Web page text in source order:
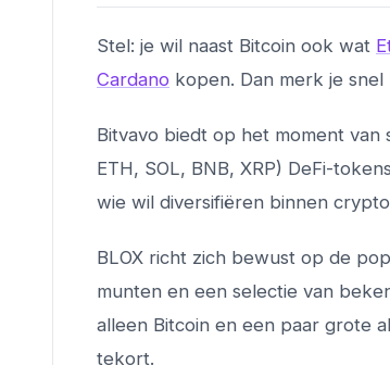
Stel: je wil naast Bitcoin ook wat
Cardano kopen. Dan merk je snel
Bitvavo biedt op het moment van
ETH, SOL, BNB, XRP) DeFi-
wie wil diversifiëren binnen
BLOX richt zich bewust op de
munten en een selectie van
alleen Bitcoin en een paar grote
tekort.